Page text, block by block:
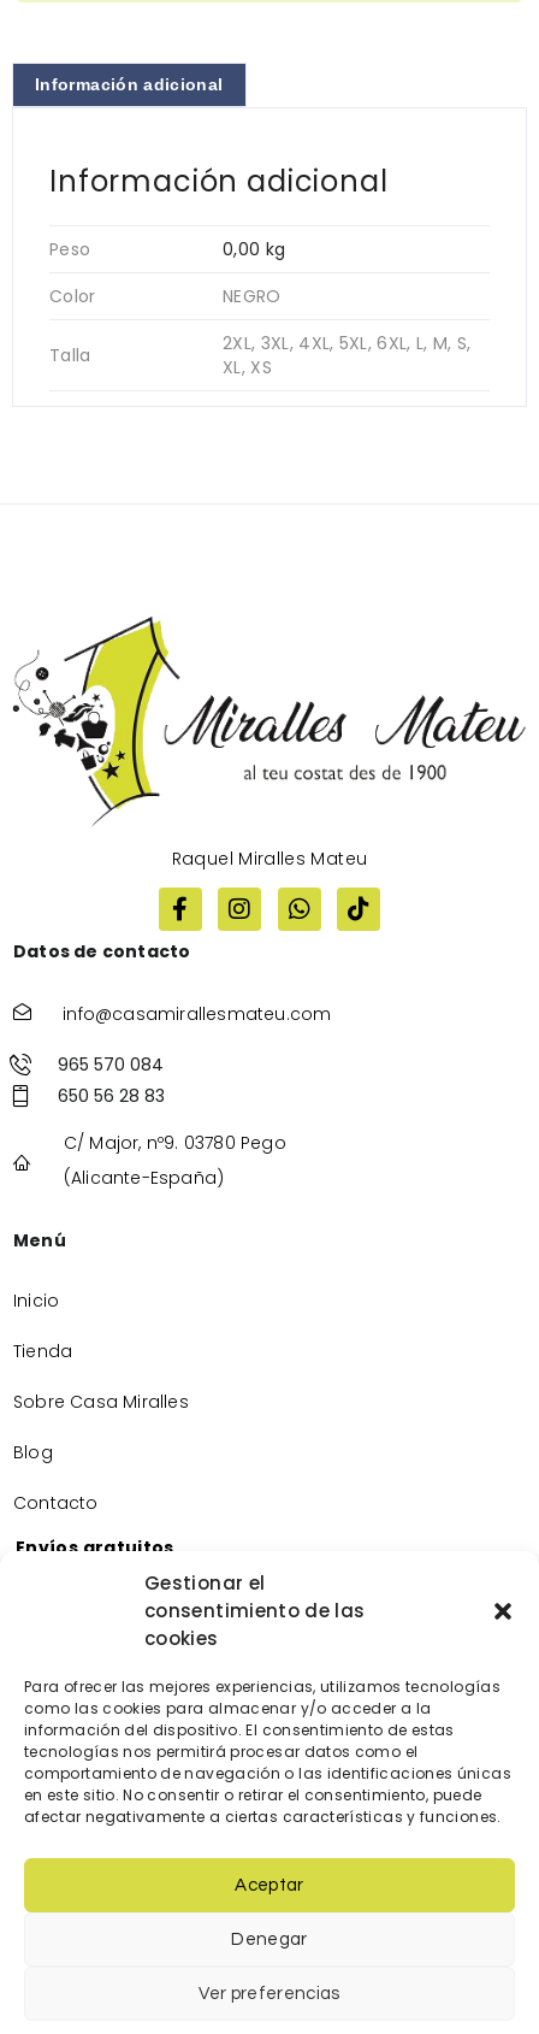
Gestionar el
consentimiento de las
cookies
Para ofrecer las mejores experiencias, utilizamos tecnologías
como las cookies para almacenar y/o acceder a la
información del dispositivo. El consentimiento de estas
tecnologías nos permitirá procesar datos como el
comportamiento de navegación o las identificaciones únicas
en este sitio. No consentir o retirar el consentimiento, puede
afectar negativamente a ciertas características y funciones.
Aceptar
Denegar
Ver preferencias
Información adicional
Información adicional
Peso
0,00 kg
Color
NEGRO
Talla
2XL, 3XL, 4XL, 5XL, 6XL, L, M, S,
XL, XS
Raquel Miralles Mateu
Datos de contacto
info@casamirallesmateu.com
965 570 084
650 56 28 83
C/ Major, nº9. 03780 Pego
(Alicante-España)
Menú
Inicio
Tienda
Sobre Casa Miralles
Blog
Contacto
Envíos gratuitos
Envíos gratuitos por la compra de más de 60€.
Devoluciones gratuitas
Devoluciones gratuitas en nuestra tienda física.
Pago seguro
Tarjeta de crédito/débito.
Transferencia bancaria.
Bizum.
© 2023 Diseñada y creada porlocatec.es